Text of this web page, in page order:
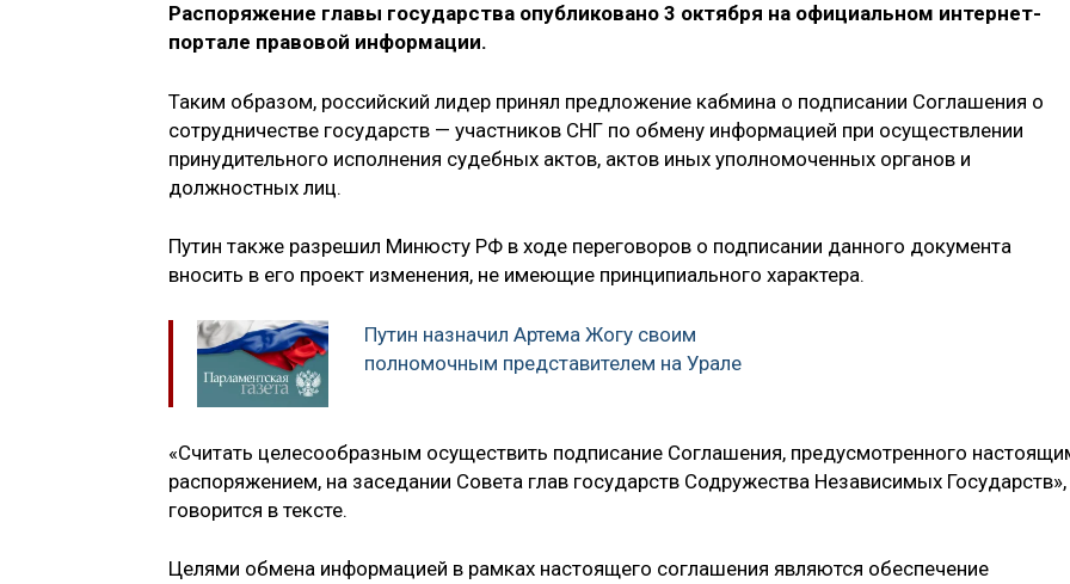
Распоряжение главы государства опубликовано 3 октября на официальном интернет-
портале правовой информации.
Таким образом, российский лидер принял предложение кабмина о подписании Соглашения о
сотрудничестве государств — участников СНГ по обмену информацией при осуществлении
принудительного исполнения судебных актов, актов иных уполномоченных органов и
должностных лиц.
Путин также разрешил Минюсту РФ в ходе переговоров о подписании данного документа
вносить в его проект изменения, не имеющие принципиального характера.
Путин назначил Артема Жогу своим
полномочным представителем на Урале
«Считать целесообразным осуществить подписание Соглашения, предусмотренного
распоряжением, на заседании Совета глав государств Содружества Независимых
говорится в тексте.
Целями обмена информацией в рамках настоящего соглашения являются обеспечение